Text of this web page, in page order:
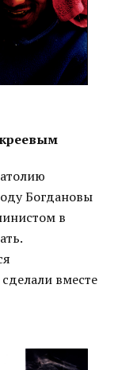
Богдановы
в
вместе